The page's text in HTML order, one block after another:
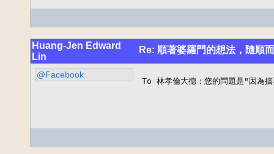
Huang-Jen Edward
Lin
Re: 順著婆羅門的想法，隨順
@Facebook
To 林孝倫大德：您的問題是"因為